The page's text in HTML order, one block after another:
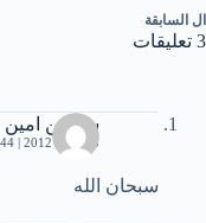
ال السابقة
3 تعليقات
سوسن امين
15 مايو، 2012 | 4:44 م
سبحان الله